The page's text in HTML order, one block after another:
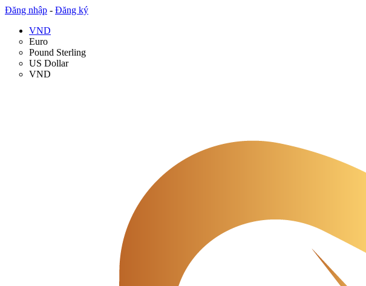
Đăng nhập - Đăng ký
VND
Euro
Pound Sterling
US Dollar
VND